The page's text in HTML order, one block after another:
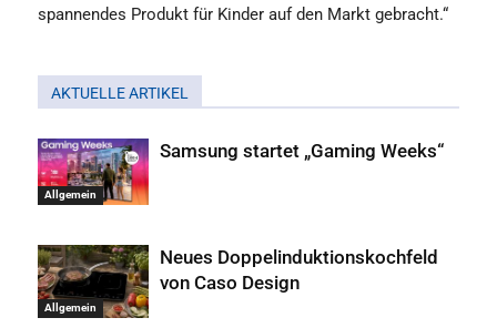
spannendes Produkt für Kinder auf den Markt gebracht.“
AKTUELLE ARTIKEL
Allgemein
Samsung startet „Gaming Weeks“
Allgemein
Neues Doppelinduktionskochfeld
von Caso Design